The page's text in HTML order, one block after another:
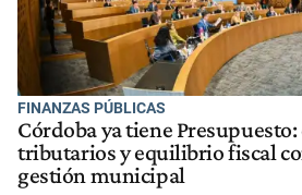
FINANZAS PÚBLICAS
Córdoba ya tiene
tributarios y equilibrio fiscal
gestión municipal